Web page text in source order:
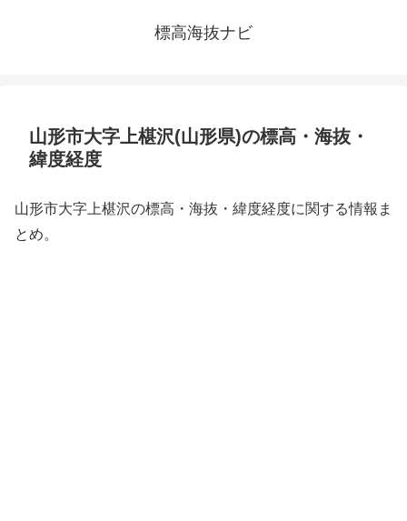
標高海抜ナビ
山形市大字上椹沢(山形県)の標高・海抜・
緯度経度
山形市大字上椹沢の標高・海抜・緯度経度に関する情報ま
とめ。